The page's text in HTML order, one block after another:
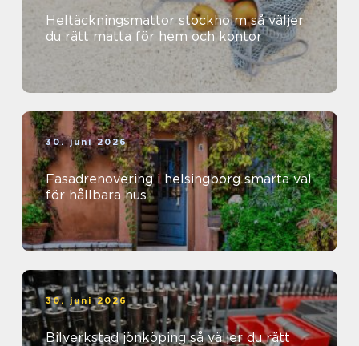
Heltäckningsmattor stockholm så väljer
du rätt matta för hem och kontor
30. juni 2026
Fasadrenovering i helsingborg smarta val
för hållbara hus
30. juni 2026
Bilverkstad jönköping så väljer du rätt